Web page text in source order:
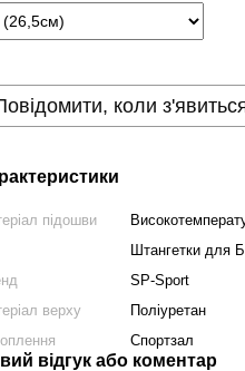
коли
підошви
Штангетки для
SP-Sport
верху
Поліуретан
Спортзал
відгук або коментар